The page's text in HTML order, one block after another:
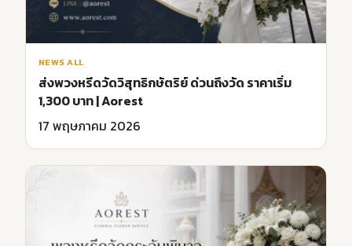
NEWS ALL
ส่งพวงหรีดวัดวิสุทธิกษัตริย์ ด่วนถึงวัด ราคาเริ่ม
1,300 บาท | Aorest
17 พฤษภาคม 2026